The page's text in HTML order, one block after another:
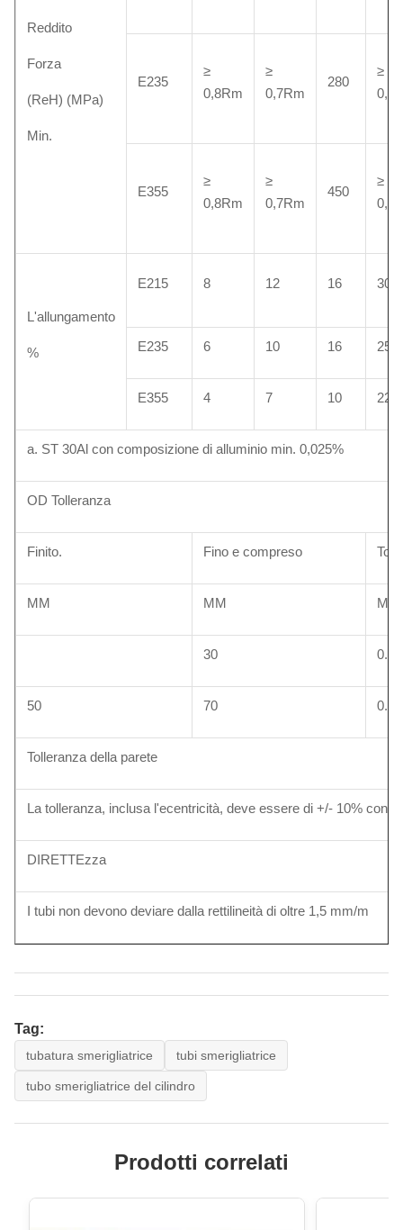
Reddito
Forza
(ReH) (MPa)
Min.
E235
≥
0,8Rm
≥
0,7Rm
280
≥
E355
≥
0,8Rm
≥
0,7Rm
450
≥
L'allungamento
%
E215 8 12 16 30
E235 6 10 16 25
E355 4 7 10 22
a. ST 30Al con composizione di alluminio min. 0,025%
OD Tolleranza
Finito. Fino e compreso
MM MM
30 0.10
50 70 0.15
Tolleranza della parete
La tolleranza, inclusa l'ecentricità, deve essere di +/- 10% con
DIRETTEzza
I tubi non devono deviare dalla rettilineità di oltre 1,5 mm/m
Tag:
tubatura smerigliatrice tubi smerigliatrice
tubo smerigliatrice del cilindro
Prodotti correlati